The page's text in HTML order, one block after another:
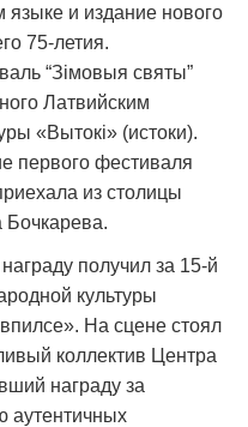
языке и издание нового
75-летия.
“Зімовыя святы”
Латвийским
«Вытокi» (истоки).
первого фестиваля
из столицы
Бочкарева.
получил за 15-й
культуры
На сцене стоял
коллектив Центра
награду за
аутентичных